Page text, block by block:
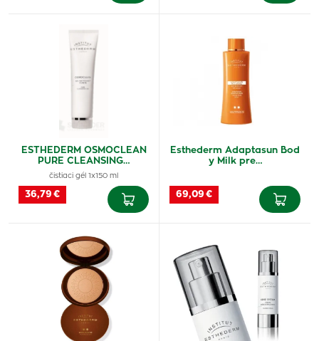
ESTHEDERM OSMOCLEAN
PURE CLEANSING…
čistiaci gél 1x150 ml
36,79 €
Esthederm Adaptasun Bod
y Milk pre…
69,09 €